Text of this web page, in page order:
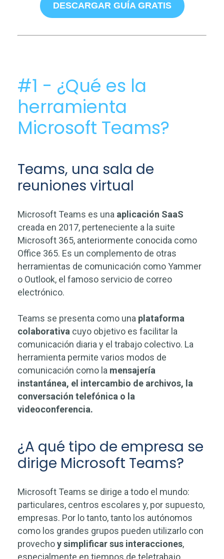
DESCARGAR GUÍA GRATIS
#1 - ¿Qué es la
herramienta
Microsoft Teams?
Teams, una sala de
reuniones virtual
Microsoft Teams es una aplicación SaaS
creada en 2017, perteneciente a la suite
Microsoft 365, anteriormente conocida como
Office 365. Es un complemento de otras
herramientas de comunicación como Yammer
o Outlook, el famoso servicio de correo
electrónico.
Teams se presenta como una plataforma
colaborativa cuyo objetivo es facilitar la
comunicación diaria y el trabajo colectivo. La
herramienta permite varios modos de
comunicación como la mensajería
instantánea, el intercambio de archivos, la
conversación telefónica o la
videoconferencia.
¿A qué tipo de empresa se
dirige Microsoft Teams?
Microsoft Teams se dirige a todo el mundo:
particulares, centros escolares y, por supuesto,
empresas. Por lo tanto, tanto los autónomos
como los grandes grupos pueden utilizarlo con
provechoy simplificar sus interacciones,
especialmente en tiempos de teletrabajo,